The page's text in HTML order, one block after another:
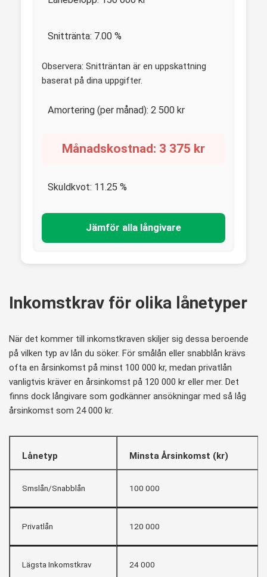
Snittränta: 7.00 %
Observera: Snitträntan är en uppskattning
baserat på dina uppgifter.
Amortering (per månad): 2 500 kr
Månadskostnad: 3 375 kr
Skuldkvot: 11.25 %
Jämför alla långivare
Inkomstkrav för olika lånetyper
När det kommer till inkomstkraven skiljer sig dessa beroende
på vilken typ av lån du söker. För smålån eller snabblån krävs
ofta en årsinkomst på minst 100 000 kr, medan privatlån
vanligtvis kräver en årsinkomst på 120 000 kr eller mer. Det
finns dock långivare som godkänner ansökningar med så låg
årsinkomst som 24 000 kr.
Lånetyp Minsta Årsinkomst (kr)
Smslån/Snabblån 100 000
Privatlån 120 000
Lägsta Inkomstkrav 24 000